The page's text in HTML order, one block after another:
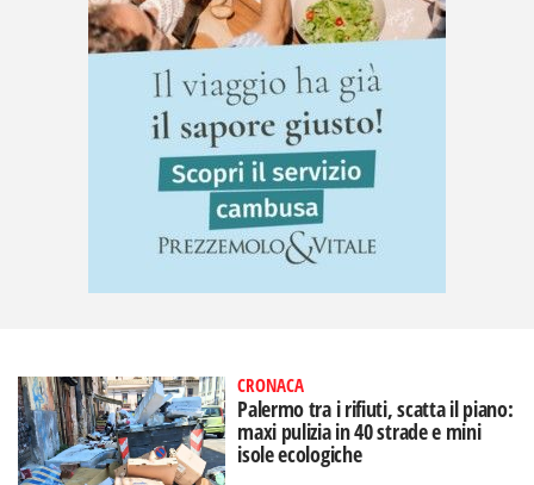
CRONACA
Palermo tra i rifiuti, scatta il piano:
maxi pulizia in 40 strade e mini
isole ecologiche